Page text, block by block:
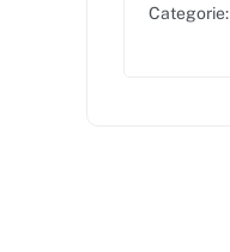
Categorie: